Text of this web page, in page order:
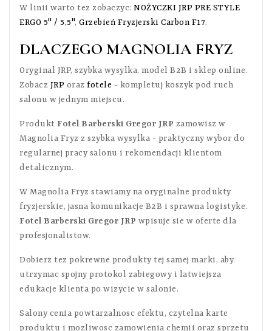
W linii warto tez zobaczyc: NOŻYCZKI JRP PRE STYLE
ERGO 5" / 5,5", Grzebień Fryzjerski Carbon F17.
DLACZEGO MAGNOLIA FRYZ
Oryginal JRP, szybka wysylka, model B2B i sklep online.
Zobacz JRP oraz fotele - kompletuj koszyk pod ruch
salonu w jednym miejscu.
Produkt Fotel Barberski Gregor JRP zamowisz w
Magnolia Fryz z szybka wysylka - praktyczny wybor do
regularnej pracy salonu i rekomendacji klientom
detalicznym.
W Magnolia Fryz stawiamy na oryginalne produkty
fryzjerskie, jasna komunikacje B2B i sprawna logistyke.
Fotel Barberski Gregor JRP wpisuje sie w oferte dla
profesjonalistow.
Dobierz tez pokrewne produkty tej samej marki, aby
utrzymac spojny protokol zabiegowy i latwiejsza
edukacje klienta po wizycie w salonie.
Salony cenia powtarzalnosc efektu, czytelna karte
produktu i mozliwosc zamowienia chemii oraz sprzetu